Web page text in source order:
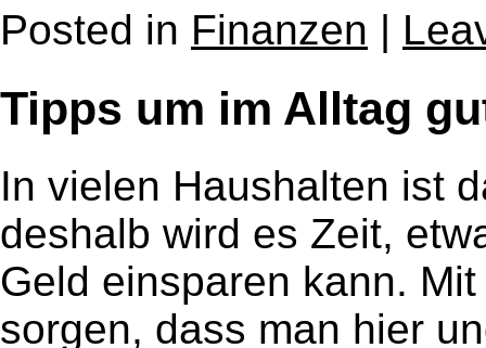
Posted in Finanzen |
Tipps um im Alltag
In vielen Haushalten ist
deshalb wird es Zeit,
Geld einsparen kann.
sorgen, dass man hier